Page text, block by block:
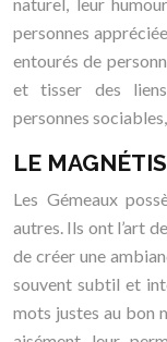
personnes
entourés de
et tisser des
personnes
LE
Les Gémeaux
autres. Ils ont l’art
de créer une
souvent subtil et
mots justes au bon